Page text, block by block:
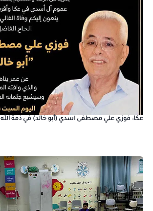
عكا: فوزي علي مصطفى اسدي (أبو خالد) في ذمة الله